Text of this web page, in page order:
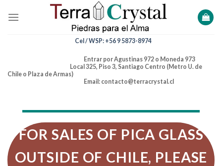
Cel / WSP: +56 9 5873-8974
Entrar por Agustinas 972 o Moneda 973
Local 325, Piso 3, Santiago Centro (Metro U. de
Chile o Plaza de Armas)
Email: contacto@terracrystal.cl
FOR SALES OF PICA GLASS
OUTSIDE OF CHILE, PLEASE